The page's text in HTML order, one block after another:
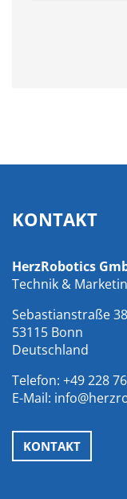
KONTAKT
HerzRobotics
Technik &
Sebastianstraße 38
53115 Bonn
Deutschland
Telefon: +49 228
E-Mail:
KONTAKT